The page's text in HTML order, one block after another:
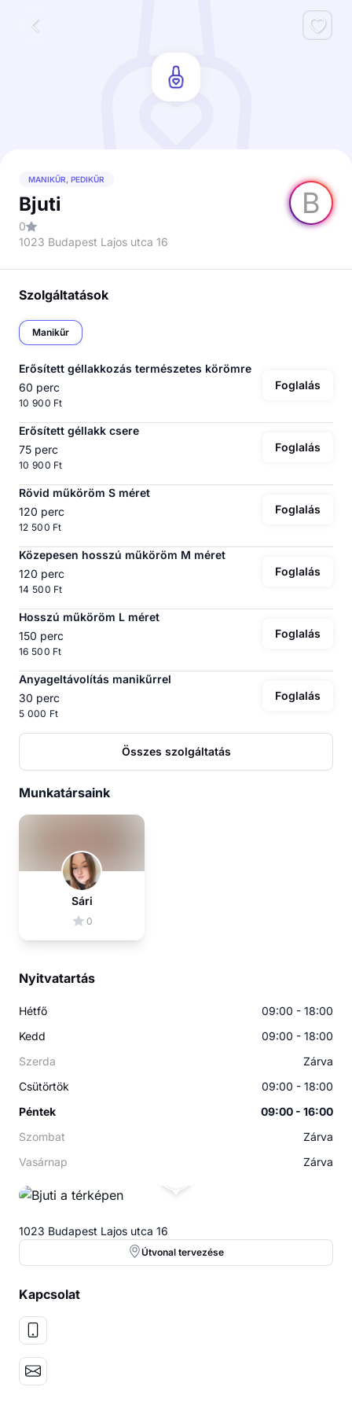
B
MANIKŰR, PEDIKŰR
Bjuti
0
1023 Budapest Lajos utca 16
Szolgáltatások
Manikűr
Erősített géllakkozás természetes körömre
60 perc
10 900 Ft
Foglalás
Erősített géllakk csere
75 perc
10 900 Ft
Foglalás
Rövid műköröm S méret
120 perc
12 500 Ft
Foglalás
Közepesen hosszú műköröm M méret
120 perc
14 500 Ft
Foglalás
Hosszú műköröm L méret
150 perc
16 500 Ft
Foglalás
Anyageltávolítás manikűrrel
30 perc
5 000 Ft
Foglalás
Összes szolgáltatás
Munkatársaink
Sári
0
Nyitvatartás
Hétfő
09:00 - 18:00
Kedd
09:00 - 18:00
Szerda
Zárva
Csütörtök
09:00 - 18:00
Péntek
09:00 - 16:00
Szombat
Zárva
Vasárnap
Zárva
1023 Budapest Lajos utca 16
Útvonal tervezése
Kapcsolat